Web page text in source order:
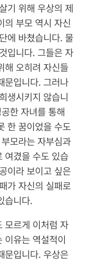
기 위해 우상의 제
의 부모 역시 자신
에 바쳤습니다. 물
입니다. 그들은 자
해 오히려 자신들
문입니다. 그러나
생시키지 않습니
한 자녀를 통해
한 꿈이었을 수도
모라는 자부심과
여겼을 수도 있습
이라 보이고 싶은
가 자신의 실패로
습니다.
모르게 이처럼 자
이유는 역설적이
문입니다. 우상은